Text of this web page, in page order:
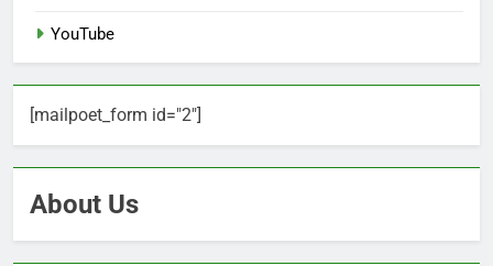
YouTube
[mailpoet_form id="2"]
About Us